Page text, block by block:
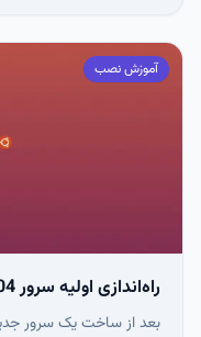
آموزش نصب
راه‌اندازی اولیه سرور Ubuntu 20.04
بعد از ساخت یک سرور جدید